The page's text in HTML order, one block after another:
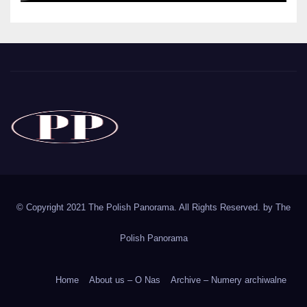
© Copyright 2021 The Polish Panorama. All Rights Reserved. by The
Polish Panorama
Home About us – O Nas Archive – Numery archiwalne